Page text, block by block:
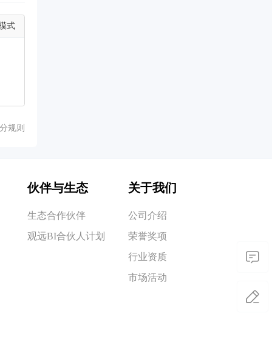
式
规则
伙伴与生态
生态合作伙伴
观远BI合伙人计划
关于我们
公司介绍
荣誉奖项
行业资质
市场活动